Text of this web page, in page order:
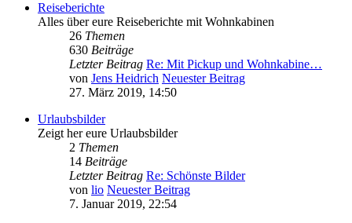
Reiseberichte
Alles über eure Reiseberichte mit Wohnkabinen
26 Themen
630 Beiträge
Letzter Beitrag Re: Mit Pickup und Wohnkabine…
von Jens Heidrich Neuester Beitrag
27. März 2019, 14:50
Urlaubsbilder
Zeigt her eure Urlaubsbilder
2 Themen
14 Beiträge
Letzter Beitrag Re: Schönste Bilder
von lio Neuester Beitrag
7. Januar 2019, 22:54